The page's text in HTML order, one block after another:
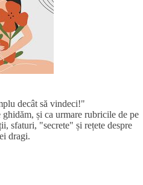
decât să vindeci!"
și ca urmare rubricile de pe
sfaturi, "secrete" și rețete despre
dragi.